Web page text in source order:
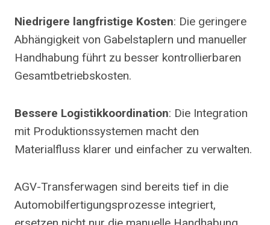
Niedrigere langfristige Kosten: Die geringere
Abhängigkeit von Gabelstaplern und manueller
Handhabung führt zu besser kontrollierbaren
Gesamtbetriebskosten.
Bessere Logistikkoordination: Die Integration
mit Produktionssystemen macht den
Materialfluss klarer und einfacher zu verwalten.
AGV-Transferwagen sind bereits tief in die
Automobilfertigungsprozesse integriert,